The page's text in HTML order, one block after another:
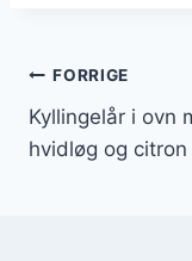
FORRIGE
Kyllingelår i ovn
hvidløg og citron